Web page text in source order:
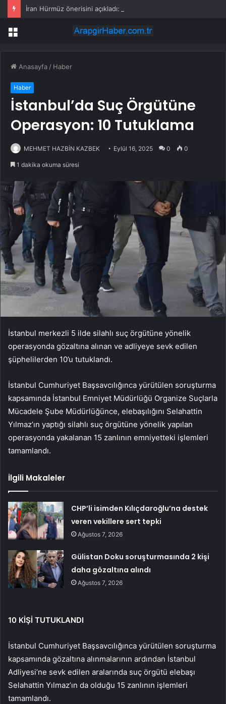
Menü
Anasayfa / Haber
Haber
İstanbul’da Suç Örgütüne
Operasyon: 10 Tutuklama
MEHMET HAZBİN KAZBEK Eylül 16, 2025 0 0
1 dakika okuma süresi
İstanbul merkezli 5 ilde silahlı suç örgütüne yönelik
operasyonda gözaltına alınan ve adliyeye sevk edilen
şüphelilerden 10’u tutuklandı.
İstanbul Cumhuriyet Başsavcılığınca yürütülen soruşturma
kapsamında İstanbul Emniyet Müdürlüğü Organize Suçlarla
Mücadele Şube Müdürlüğünce, elebaşılığını Selahattin
Yılmaz’ın yaptığı silahlı suç örgütüne yönelik yapılan
operasyonda yakalanan 15 zanlının emniyetteki işlemleri
tamamlandı.
İlgili Makaleler
CHP’li isimden Kılıçdaroğlu’na destek
veren vekillere sert tepki
Ağustos 7, 2026
Gülistan Doku soruşturmasında 2 kişi
daha gözaltına alındı
Ağustos 7, 2026
10 KİŞİ TUTUKLANDI
İstanbul Cumhuriyet Başsavcılığınca yürütülen soruşturma
kapsamında gözaltına alınmalarının ardından İstanbul
Adliyesi’ne sevk edilen aralarında suç örgütü elebaşı
Selahattin Yılmaz’ın da olduğu 15 zanlının işlemleri
tamamlandı.